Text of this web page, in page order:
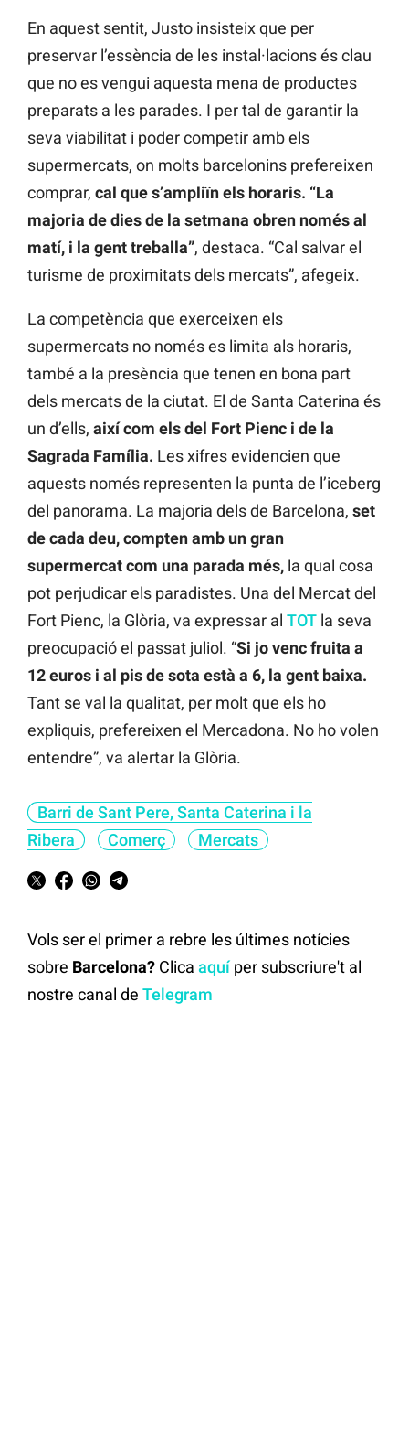
En aquest sentit, Justo insisteix que per
preservar l’essència de les instal·lacions és clau
que no es vengui aquesta mena de productes
preparats a les parades. I per tal de garantir la
seva viabilitat i poder competir amb els
supermercats, on molts barcelonins prefereixen
comprar, cal que s’ampliïn els horaris. “La
majoria de dies de la setmana obren només al
matí, i la gent treballa”, destaca. “Cal salvar el
turisme de proximitats dels mercats”, afegeix.
La competència que exerceixen els
supermercats no només es limita als horaris,
també a la presència que tenen en bona part
dels mercats de la ciutat. El de Santa Caterina és
un d’ells, així com els del Fort Pienc i de la
Sagrada Família. Les xifres evidencien que
aquests només representen la punta de l’iceberg
del panorama. La majoria dels de Barcelona, set
de cada deu, compten amb un gran
supermercat com una parada més, la qual cosa
pot perjudicar els paradistes. Una del Mercat del
Fort Pienc, la Glòria, va expressar al TOT la seva
preocupació el passat juliol. “Si jo venc fruita a
12 euros i al pis de sota està a 6, la gent baixa.
Tant se val la qualitat, per molt que els ho
expliquis, prefereixen el Mercadona. No ho volen
entendre”, va alertar la Glòria.
Barri de Sant Pere, Santa Caterina i la
Ribera
Comerç Mercats
Vols ser el primer a rebre les últimes notícies
sobre Barcelona? Clica aquíper subscriure't al
nostre canal de Telegram